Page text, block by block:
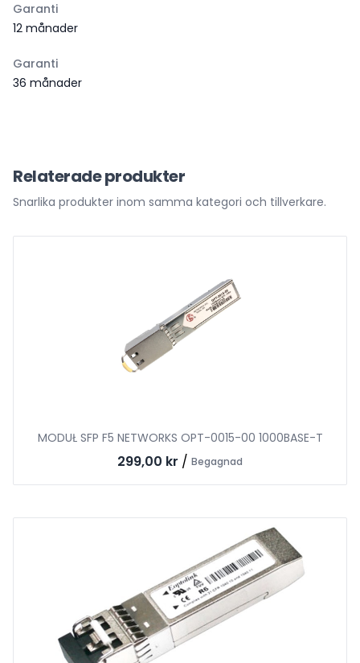
Garanti
12 månader
Garanti
36 månader
Relaterade produkter
Snarlika produkter inom samma kategori och tillverkare.
MODUŁ SFP F5 NETWORKS OPT-0015-00 1000BASE-T
299,00 kr / Begagnad